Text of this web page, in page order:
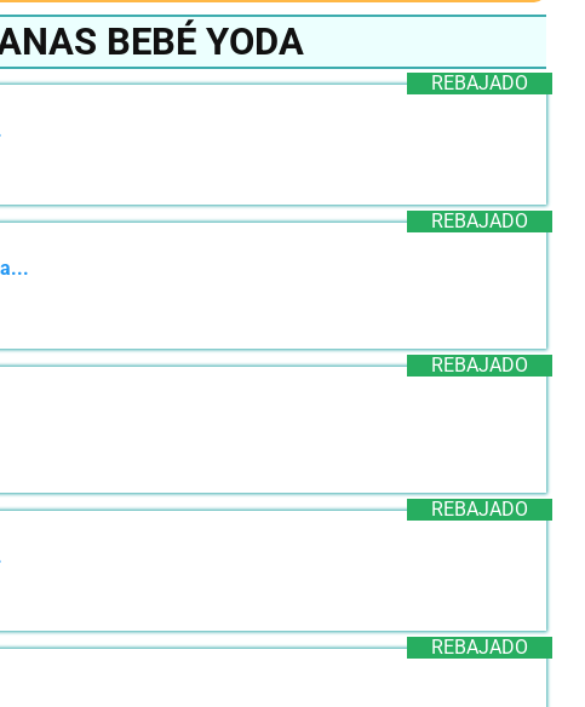
BEBÉ YODA
REBAJADO
REBAJADO
REBAJADO
REBAJADO
REBAJADO